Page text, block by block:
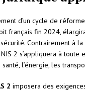
d’un cycle de
français fin 2024,
Contrairement à
2 s’appliquera à
l’énergie, les
2 imposera des